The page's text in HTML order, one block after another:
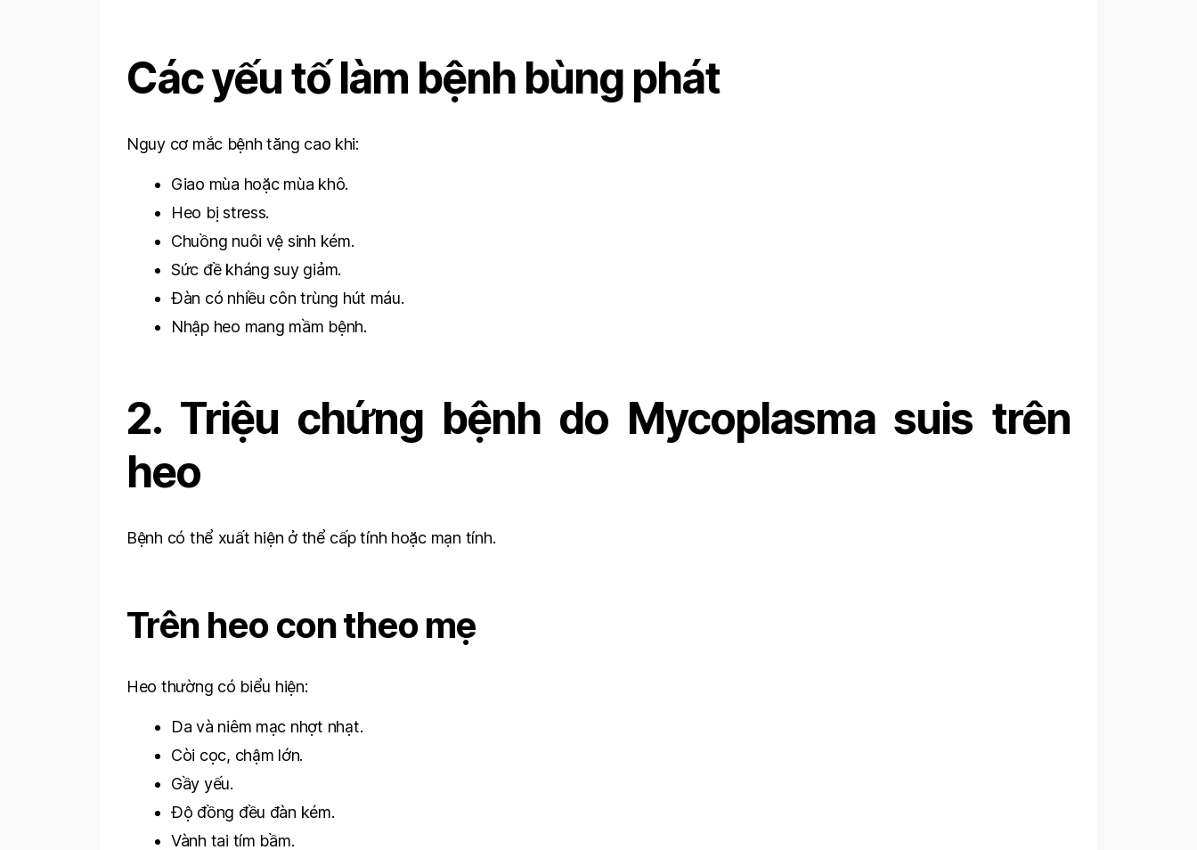
Các yếu tố làm bệnh bùng phát
Nguy cơ mắc bệnh tăng cao khi:
Giao mùa hoặc mùa khô.
Heo bị stress.
Chuồng nuôi vệ sinh kém.
Sức đề kháng suy giảm.
Đàn có nhiều côn trùng hút máu.
Nhập heo mang mầm bệnh.
2. Triệu chứng bệnh do Mycoplasma suis trên
heo
Bệnh có thể xuất hiện ở thể cấp tính hoặc mạn tính.
Trên heo con theo mẹ
Heo thường có biểu hiện:
Da và niêm mạc nhợt nhạt.
Còi cọc, chậm lớn.
Gầy yếu.
Độ đồng đều đàn kém.
Vành tai tím bầm.